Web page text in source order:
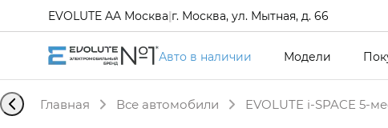
EVOLUTE AA Москва|г. Москва, ул. Мытная, д. 66
Авто в наличии Модели
Главная Все автомобили EVOLUTE i-SPACE 5-